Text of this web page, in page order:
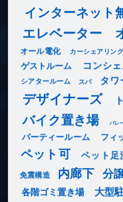
インターネット
エレベーター
オール電化 カーシェアリング
ゲストルーム コンシ
シアタールーム スパ タワ
デザイナーズ
バイク置き場 バレ
パーティールーム フィ
ペット可 ペット足
免震構造 内廊下 分
各階ゴミ置き場 大型